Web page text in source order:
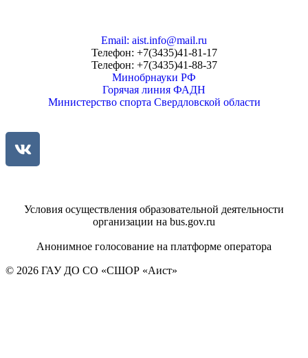
Email: aist.info@mail.ru
Телефон: +7(3435)41-81-17
Телефон: +7(3435)41-88-37
Минобрнауки РФ
Горячая линия ФАДН
Министерство спорта Свердловской области
Условия осуществления образовательной деятельности
организации на bus.gov.ru
Анонимное голосование на платформе оператора
© 2026 ГАУ ДО СО «СШОР «Аист»